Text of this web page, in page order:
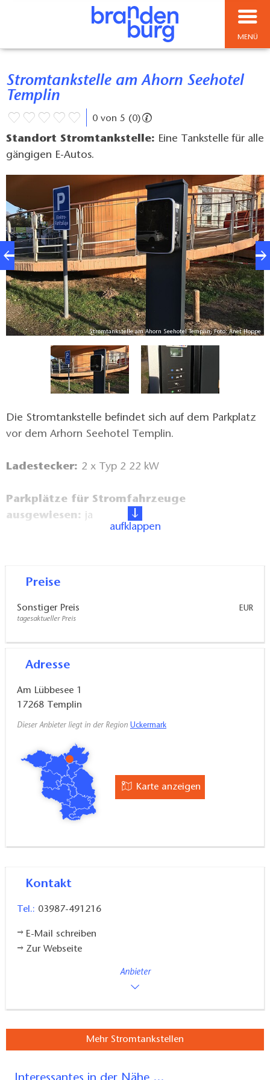
MENÜ
Stromtankstelle am Ahorn Seehotel
Templin
0 von 5 (0)
Standort Stromtankstelle: Eine Tankstelle für alle
gängigen E-Autos.
Stromtankstelle am Ahorn Seehotel Templin, Foto: Anet Hoppe
Die Stromtankstelle befindet sich auf dem Parkplatz
vor dem Arhorn Seehotel Templin.
Ladestecker: 2 x Typ 2 22 kW
Parkplätze für Stromfahrzeuge
ausgewiesen: ja
Fassadenkunstwerke Europas.
aufklappen
Preise
Sonstiger Preis EUR
tagesaktueller Preis
Adresse
Am Lübbesee 1
17268
Templin
Dieser Anbieter liegt in der Region Uckermark
Karte anzeigen
Kontakt
Tel.: 03987-491216
E-Mail schreiben
Zur Webseite
Anbieter
Mehr Stromtankstellen